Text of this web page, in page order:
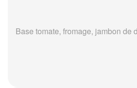
Base tomate, fromage, jambon de